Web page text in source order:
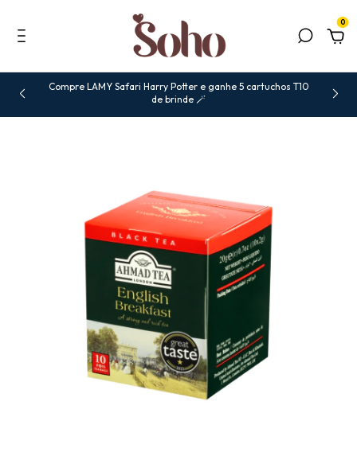
0
Compre LAMY Safari Harry Potter e ganhe 5 cartuchos T10
de brinde 🪄